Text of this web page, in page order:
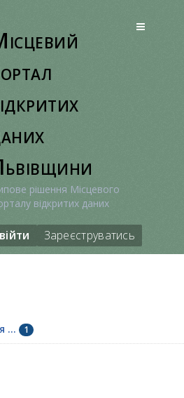
рішення Місцевого
відкритих даних
Зареєструватись
... 1